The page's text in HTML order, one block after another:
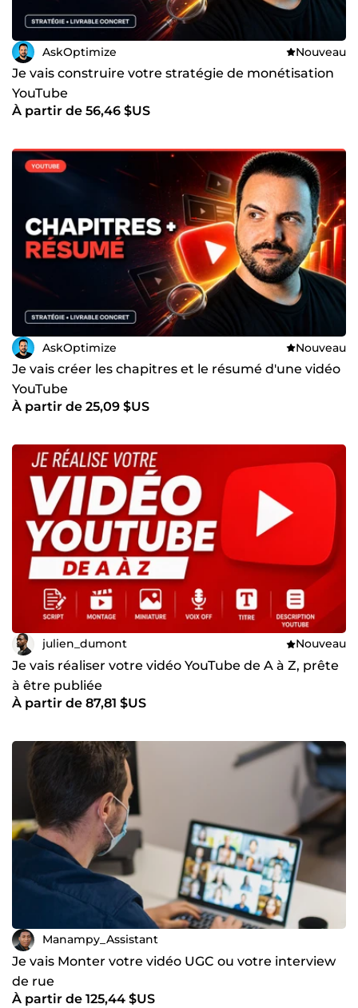
AskOptimize Nouveau
Je vais construire votre stratégie de monétisation
YouTube
À partir de 56,46 $US
AskOptimize Nouveau
Je vais créer les chapitres et le résumé d'une vidéo
YouTube
À partir de 25,09 $US
julien_dumont Nouveau
Je vais réaliser votre vidéo YouTube de A à Z, prête
à être publiée
À partir de 87,81 $US
Manampy_Assistant
Je vais Monter votre vidéo UGC ou votre interview
de rue
À partir de 125,44 $US